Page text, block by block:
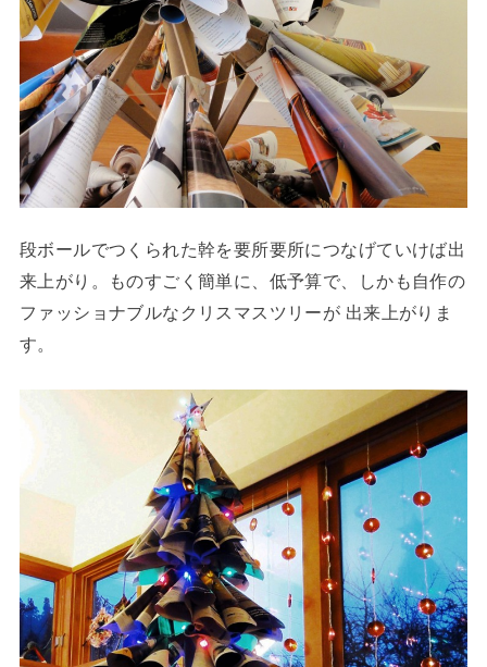
段ボールでつくられた幹を要所要所につなげていけば出
来上がり。ものすごく簡単に、低予算で、しかも自作の
ファッショナブルなクリスマスツリーが 出来上がりま
す。